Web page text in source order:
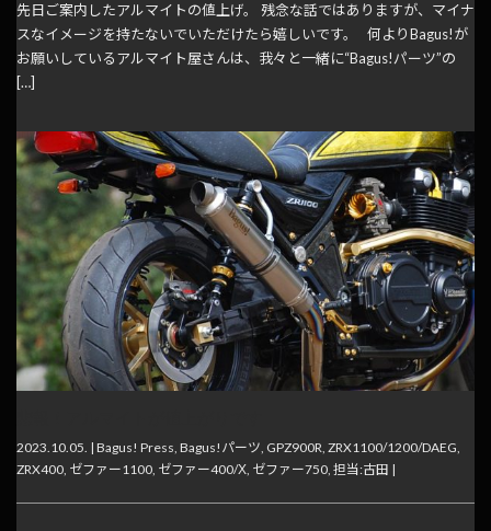
先日ご案内したアルマイトの値上げ。 残念な話ではありますが、マイナ
スなイメージを持たないでいただけたら嬉しいです。 何よりBagus!が
お願いしているアルマイト屋さんは、我々と一緒に“Bagus!パーツ”の
[…]
2023.10.05. | Bagus! Press Bagus!パーツ GPZ900R ZRX1100/1200/DAEG
ZRX400 ゼファー1100 ゼファー400/Χ ゼファー750 担当:古田 |